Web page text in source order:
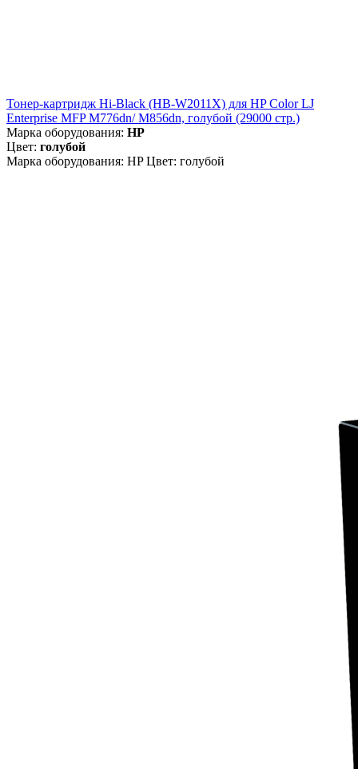
Тонер-картридж Hi-Black (HB-W2011X) для HP Color LJ
Enterprise MFP M776dn/ M856dn, голубой (29000 стр.)
Марка оборудования: HP
Цвет: голубой
Марка оборудования: HP Цвет: голубой